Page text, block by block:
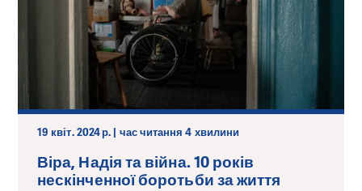
19 квіт. 2024 р. | час читання 4 хвилини
Віра, Надія та війна. 10 років
нескінченної боротьби за життя